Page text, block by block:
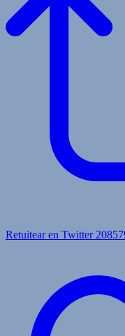
Retuitear en Twitter